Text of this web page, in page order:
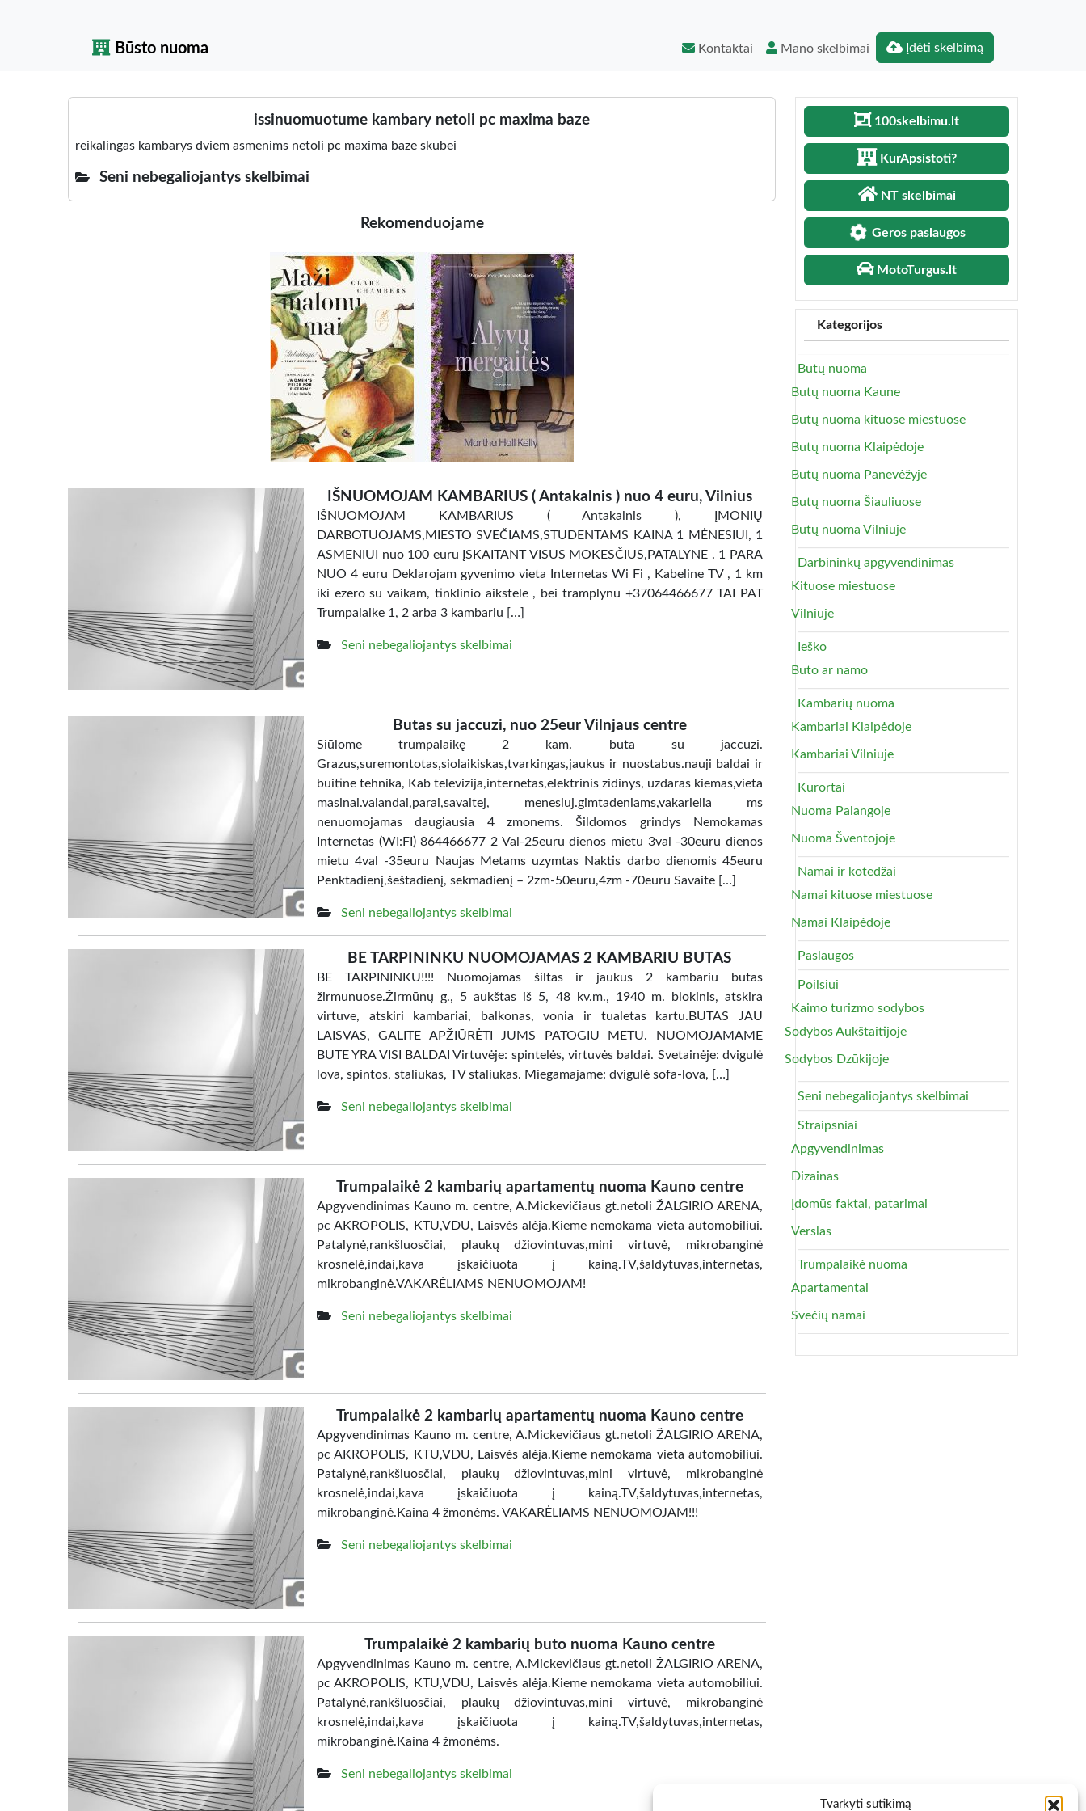
Tvarkyti sutikimą
Būsto nuoma Kontaktai Mano skelbimai Įdėti skelbimą
issinuomuotume kambary netoli pc maxima baze
reikalingas kambarys dviem asmenims netoli pc maxima baze skubei
Seni nebegaliojantys skelbimai
Rekomenduojame
IŠNUOMOJAM KAMBARIUS ( Antakalnis ) nuo 4 euru, Vilnius
IŠNUOMOJAM KAMBARIUS ( Antakalnis ), ĮMONIŲ
DARBOTUOJAMS,MIESTO SVEČIAMS,STUDENTAMS KAINA 1 MĖNESIUI, 1
ASMENIUI nuo 100 euru ĮSKAITANT VISUS MOKESČIUS,PATALYNE . 1 PARA
NUO 4 euru Deklarojam gyvenimo vieta Internetas Wi Fi , Kabeline TV , 1 km
iki ezero su vaikam, tinklinio aikstele , bei tramplynu +37064466677 TAI PAT
Trumpalaike 1, 2 arba 3 kambariu […]
Seni nebegaliojantys skelbimai
Butas su jaccuzi, nuo 25eur Vilnjaus centre
Siūlome trumpalaikę 2 kam. buta su jaccuzi.
Grazus,suremontotas,siolaikiskas,tvarkingas,jaukus ir nuostabus.nauji baldai ir
buitine tehnika, Kab televizija,internetas,elektrinis zidinys, uzdaras kiemas,vieta
masinai.valandai,parai,savaitej, menesiuj.gimtadeniams,vakarielia ms
nenuomojamas daugiausia 4 zmonems. Šildomos grindys Nemokamas
Internetas (WI:FI) 864466677 2 Val-25euru dienos mietu 3val -30euru dienos
mietu 4val -35euru Naujas Metams uzymtas Naktis darbo dienomis 45euru
Penktadienį,šeštadienį, sekmadienį – 2zm-50euru,4zm -70euru Savaite […]
Seni nebegaliojantys skelbimai
BE TARPININKU NUOMOJAMAS 2 KAMBARIU BUTAS
BE TARPININKU!!!! Nuomojamas šiltas ir jaukus 2 kambariu butas
žirmunuose.Žirmūnų g., 5 aukštas iš 5, 48 kv.m., 1940 m. blokinis, atskira
virtuve, atskiri kambariai, balkonas, vonia ir tualetas kartu.BUTAS JAU
LAISVAS, GALITE APŽIŪRĖTI JUMS PATOGIU METU. NUOMOJAMAME
BUTE YRA VISI BALDAI Virtuvėje: spintelės, virtuvės baldai. Svetainėje: dvigulė
lova, spintos, staliukas, TV staliukas. Miegamajame: dvigulė sofa-lova, […]
Seni nebegaliojantys skelbimai
Trumpalaikė 2 kambarių apartamentų nuoma Kauno centre
Apgyvendinimas Kauno m. centre, A.Mickevičiaus gt.netoli ŽALGIRIO ARENA,
pc AKROPOLIS, KTU,VDU, Laisvės alėja.Kieme nemokama vieta automobiliui.
Patalynė,rankšluosčiai, plaukų džiovintuvas,mini virtuvė, mikrobanginė
krosnelė,indai,kava įskaičiuota į kainą.TV,šaldytuvas,internetas,
mikrobanginė.VAKARĖLIAMS NENUOMOJAM!
Seni nebegaliojantys skelbimai
Trumpalaikė 2 kambarių apartamentų nuoma Kauno centre
Apgyvendinimas Kauno m. centre, A.Mickevičiaus gt.netoli ŽALGIRIO ARENA,
pc AKROPOLIS, KTU,VDU, Laisvės alėja.Kieme nemokama vieta automobiliui.
Patalynė,rankšluosčiai, plaukų džiovintuvas,mini virtuvė, mikrobanginė
krosnelė,indai,kava įskaičiuota į kainą.TV,šaldytuvas,internetas,
mikrobanginė.Kaina 4 žmonėms. VAKARĖLIAMS NENUOMOJAM!!!
Seni nebegaliojantys skelbimai
Trumpalaikė 2 kambarių buto nuoma Kauno centre
Apgyvendinimas Kauno m. centre, A.Mickevičiaus gt.netoli ŽALGIRIO ARENA,
pc AKROPOLIS, KTU,VDU, Laisvės alėja.Kieme nemokama vieta automobiliui.
Patalynė,rankšluosčiai, plaukų džiovintuvas,mini virtuvė, mikrobanginė
krosnelė,indai,kava įskaičiuota į kainą.TV,šaldytuvas,internetas,
mikrobanginė.Kaina 4 žmonėms.
Seni nebegaliojantys skelbimai
100skelbimu.lt
KurApsistoti?
NT skelbimai
Geros paslaugos
MotoTurgus.lt
Kategorijos
Butų nuoma
Butų nuoma Kaune
Butų nuoma kituose miestuose
Butų nuoma Klaipėdoje
Butų nuoma Panevėžyje
Butų nuoma Šiauliuose
Butų nuoma Vilniuje
Darbininkų apgyvendinimas
Kituose miestuose
Vilniuje
Ieško
Buto ar namo
Kambarių nuoma
Kambariai Klaipėdoje
Kambariai Vilniuje
Kurortai
Nuoma Palangoje
Nuoma Šventojoje
Namai ir kotedžai
Namai kituose miestuose
Namai Klaipėdoje
Paslaugos
Poilsiui
Kaimo turizmo sodybos
Sodybos Aukštaitijoje
Sodybos Dzūkijoje
Seni nebegaliojantys skelbimai
Straipsniai
Apgyvendinimas
Dizainas
Įdomūs faktai, patarimai
Verslas
Trumpalaikė nuoma
Apartamentai
Svečių namai